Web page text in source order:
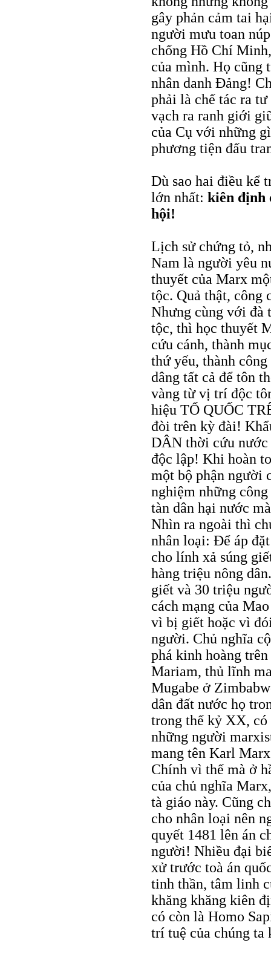
gây phản cảm tai
người mưu toan
chống Hồ Chí
của mình. Họ cũng
nhân danh Đảng!
phải là chế tác ra
vạch ra ranh giới
của Cụ với những
phương tiện đấu
Dù sao hai điều kể
lớn nhất: kiên định
hội!
Lịch sử chứng tỏ,
Nam là người yêu
thuyết của Marx
tộc. Quả thật, công
Nhưng cùng với đà
tộc, thì học thuyết
cứu cánh, thành
thứ yếu, thành
dâng tất cả để tôn
vàng từ vị trí độc
hiệu TỔ QUỐC
đòi trên kỳ đài!
DÂN thời cứu
độc lập! Khi hoàn
một bộ phận người
nghiệm những
tàn dân hại nước
Nhìn ra ngoài thì
nhân loại: Để áp
cho lính xả súng
hàng triệu nông
giết và 30 triệu
cách mạng của
vì bị giết hoặc vì
người. Chủ nghĩa
phá kinh hoàng
Mariam, thủ lĩnh
Mugabe ở
dân đất nước họ
trong thế kỷ XX, có
những người
mang tên Karl
Chính vì thế mà ở
của chủ nghĩa
tà giáo này. Cũng
cho nhân loại nên
quyết 1481 lên án
người! Nhiều đại
xử trước toà án
tinh thần, tâm linh
khăng khăng kiên
có còn là Homo
trí tuệ của chúng ta